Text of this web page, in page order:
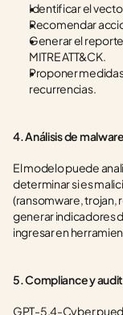
Identificar el
Recomendar
Generar el
MITRE ATT&CK.
Proponer
recurrencias.
4. Análisis de malware
El modelo puede
determinar si es
(ransomware, trojan,
generar indicadores
ingresar en
5. Compliance y
GPT-5.4-Cyber